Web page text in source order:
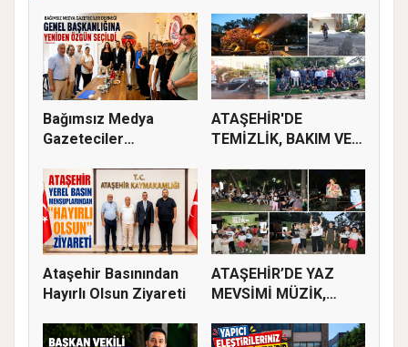
Bağımsız Medya
Gazeteciler
ATAŞEHİR'DE
TEMİZLİK, BAKIM VE
Ataşehir Basınından
Hayırlı Olsun Ziyareti
ATAŞEHİR’DE YAZ
MEVSİMİ MÜZİK,